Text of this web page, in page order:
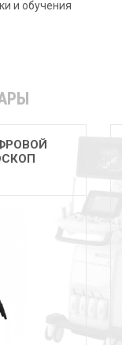
и обучения